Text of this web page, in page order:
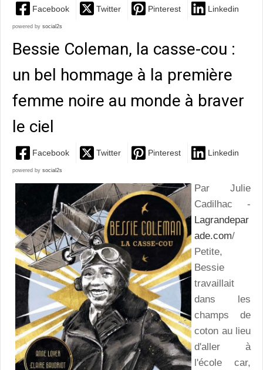
Facebook Twitter Pinterest Linkedin
powered by social2s
Bessie Coleman, la casse-cou :
un bel hommage à la première
femme noire au monde à braver
le ciel
Facebook Twitter Pinterest Linkedin
powered by social2s
Par Julie
Cadilhac -
Lagrandepar
ade.com/
Petite,
Bessie
travaillait
dans les
champs de
coton au lieu
d'aller à
l'école car,